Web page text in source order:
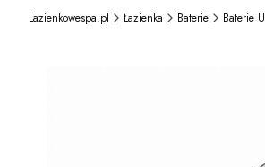
Lazienkowespa.pl Łazienka Baterie Baterie